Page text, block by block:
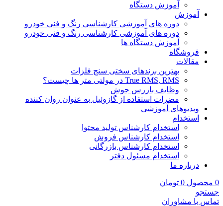
آموزش دستگاه
آموزش
دوره های آموزشی کارشناسی رنگ و فنی خودرو
دوره های آموزشی کارشناسی رنگ و فنی خودرو
آموزش دستگاه ها
فروشگاه
مقالات
بهترین برندهای سختی سنج فلزات
True RMS, RMS در مولتی متر ها چیست؟
وظایف بازرس جوش
مضرات استفاده از گازوئیل به عنوان روان کننده
ویدیوهای آموزشی
استخدام
استخدام کارشناس تولید محتوا
استخدام کارشناس فروش
استخدام کارشناس بازرگانی
استخدام مسئول دفتر
درباره ما
0 محصول 0 تومان
جستجو
تماس با مشاوران